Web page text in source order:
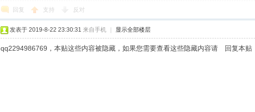
回复 支持 反对
发表于 2019-8-22 23:30:31 来自手机 显示全部楼层
qq2294986769，本贴这些内容被隐藏，如果您需要查看这些隐藏内容请 回复本贴